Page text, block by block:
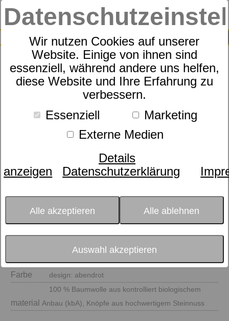
Wir nutzen Cookies auf unserer
Website. Einige von ihnen sind
essenziell, während andere uns helfen,
diese Website und Ihre Erfahrung zu
verbessern.
Essenziell
Marketing
Externe Medien
Details
anzeigen
Datenschutzerklärung
Alle akzeptieren Alle ablehnen
Auswahl akzeptieren
SUCHE
0
cotonea Satin-Bettwäsche
Farbe
design: abendrot
material
100 % Baumwolle aus kontrolliert biologischem
Anbau (kbA), Knöpfe aus hochwertigem Steinnuss